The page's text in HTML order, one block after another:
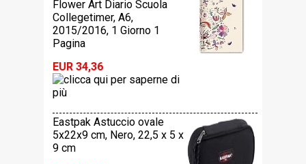
Flower Art Diario Scuola
Collegetimer, A6,
2015/2016, 1 Giorno 1
Pagina
EUR 34,36
Eastpak Astuccio ovale
5x22x9 cm, Nero, 22,5 x 5 x
9 cm